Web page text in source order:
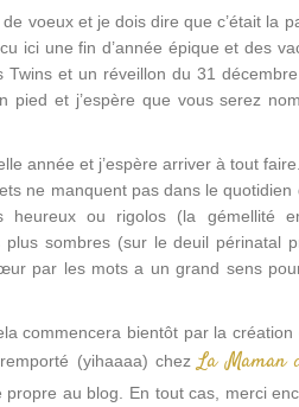
voeux et je dois dire que c’était la
ici une fin d’année épique et des
et un réveillon du 31
et j’espère que vous serez
année et j’espère arriver à tout
ne manquent pas dans le quotidien
heureux ou rigolos (la gémellité
sombres (sur le deuil périnatal
par les mots a un grand sens
commencera bientôt par la création
(yihaaaa) chezLa Maman
au blog. En tout cas, merci